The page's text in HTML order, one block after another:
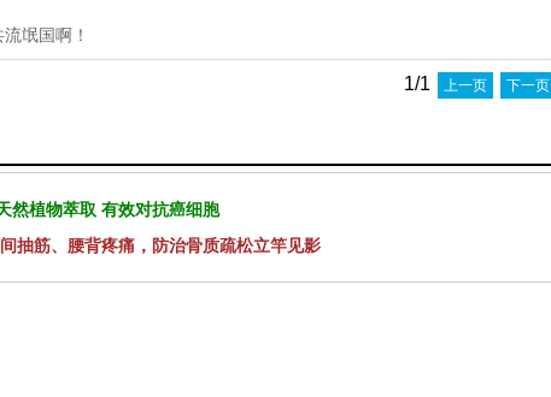
氓国啊！
1/1 上一页 下一页
然植物萃取 有效对抗癌细胞
抽筋、腰背疼痛，防治骨质疏松立竿见影